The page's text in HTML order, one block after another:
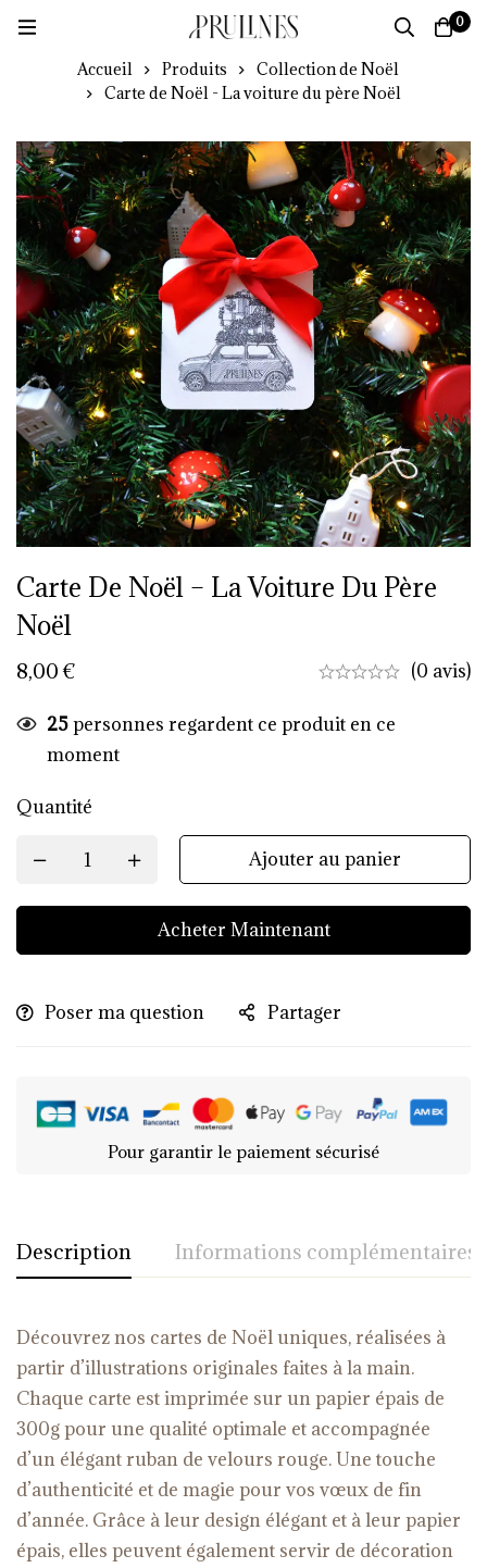
0
Accueil Produits
Collection de Noël
Carte de Noël - La voiture du père Noël
Carte De Noël – La Voiture Du Père
Noël
8,00 € (0 avis)
25personnes regardent ce produit en ce
moment
Quantité
Ajouter au panier
Acheter Maintenant
Poser ma question Partager
Pour garantir le paiement sécurisé
Description Informations complémentaires
Découvrez nos cartes de Noël uniques, réalisées à
partir d’illustrations originales faites à la main.
Chaque carte est imprimée sur un papier épais de
300g pour une qualité optimale et accompagnée
d’un élégant ruban de velours rouge. Une touche
d’authenticité et de magie pour vos vœux de fin
d’année. Grâce à leur design élégant et à leur papier
épais, elles peuvent également servir de décoration